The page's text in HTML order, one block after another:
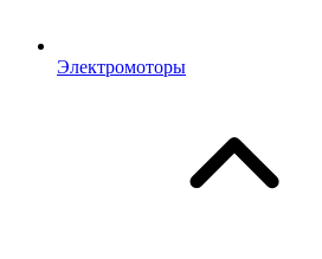
Электромоторы